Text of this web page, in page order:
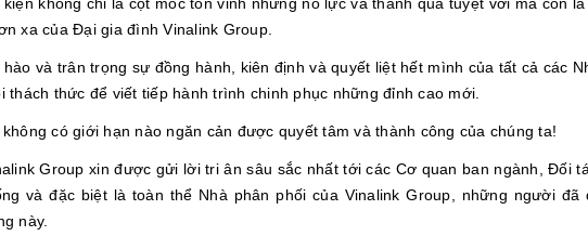
xa của Đại gia đình Vinalink Group.
và trân trọng sự đồng hành, kiên định và quyết liệt hết mình của tất cả các
thách thức để viết tiếp hành trình chinh phục những đỉnh cao mới.
không có giới hạn nào ngăn cản được quyết tâm và thành công của chúng ta!
Group xin được gửi lời tri ân sâu sắc nhất tới các Cơ quan ban ngành, Đối
và đặc biệt là toàn thể Nhà phân phối của Vinalink Group, những người
này.